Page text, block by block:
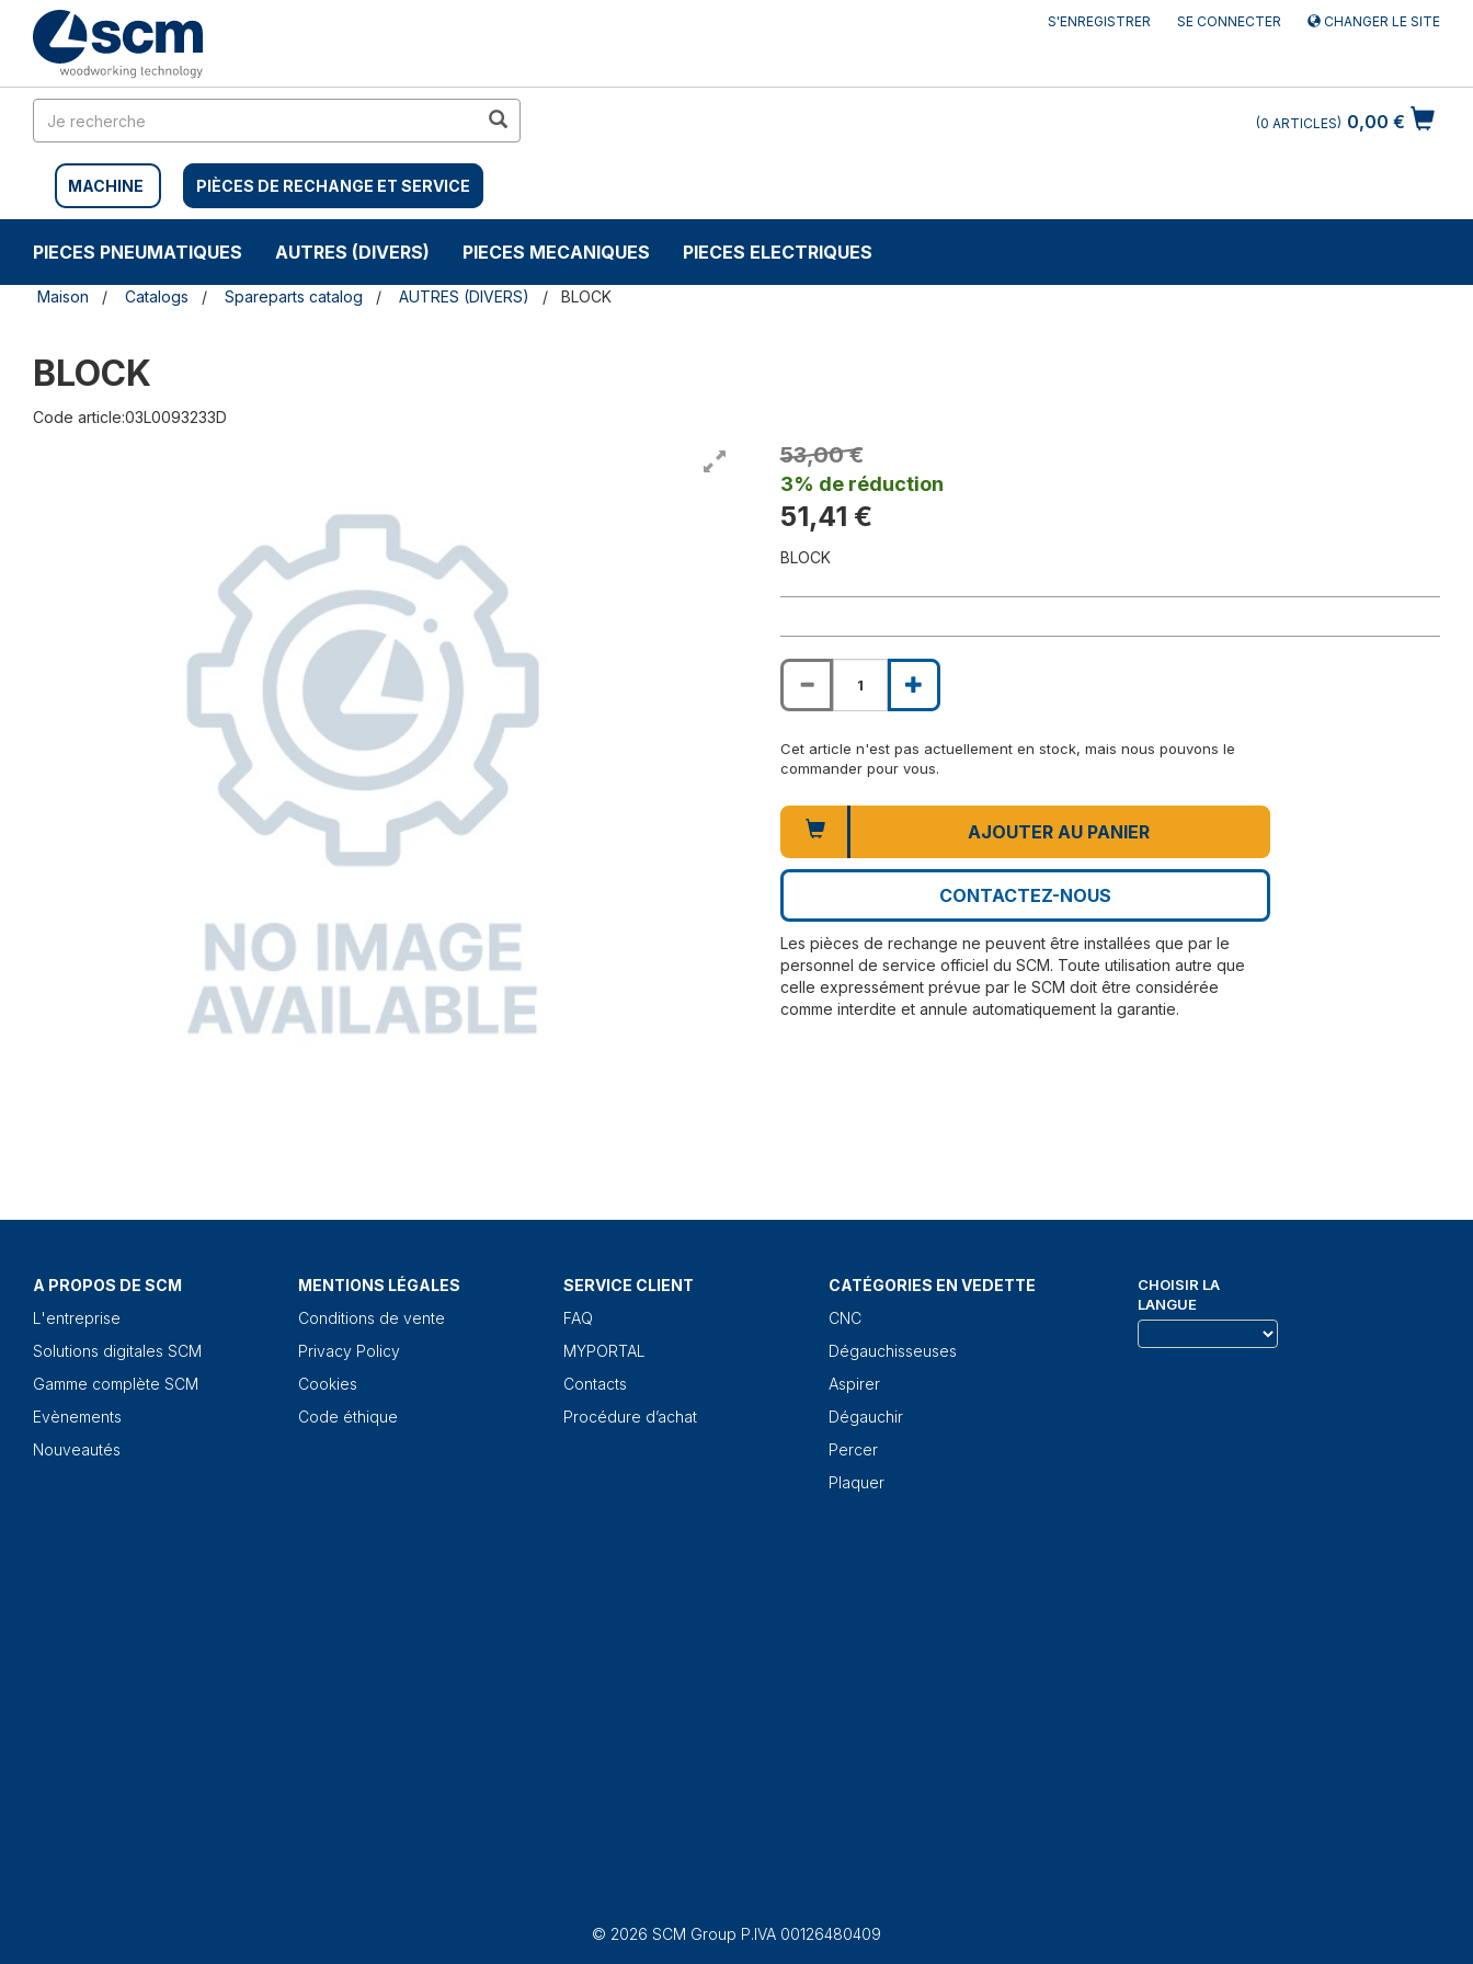
contenu
sauter
navigation
S'ENREGISTRER SE CONNECTER CHANGER LE SITE
MACHINE PIÈCES DE RECHANGE ET SERVICE
0,00 €
0 ARTICLES
PIECES PNEUMATIQUES AUTRES (DIVERS) PIECES MECANIQUES PIECES ELECTRIQUES
Maison Catalogs Spareparts catalog AUTRES (DIVERS) BLOCK
BLOCK
Code article:03L0093233D
53,00 €
3% de réduction
51,41 €
BLOCK
Cet article n'est pas actuellement en stock, mais nous pouvons le
commander pour vous.
AJOUTER AU PANIER
CONTACTEZ-NOUS
Les pièces de rechange ne peuvent être installées que par le
personnel de service officiel du SCM. Toute utilisation autre que
celle expressément prévue par le SCM doit être considérée
comme interdite et annule automatiquement la garantie.
A PROPOS DE SCM
L'entreprise
Solutions digitales SCM
Gamme complète SCM
Evènements
Nouveautés
MENTIONS LÉGALES
Conditions de vente
Privacy Policy
Cookies
Code éthique
SERVICE CLIENT
FAQ
MYPORTAL
Contacts
Procédure d’achat
CATÉGORIES EN VEDETTE
CNC
Dégauchisseuses
Aspirer
Dégauchir
Percer
Plaquer
CHOISIR LA
LANGUE
© 2026 SCM Group P.IVA 00126480409